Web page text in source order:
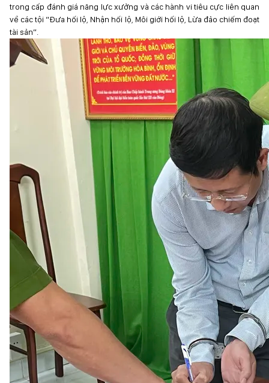
trong cấp đánh giá năng lực xưởng và các hành vi tiêu cực liên quan
về các tội “Đưa hối lộ, Nhận hối lộ, Môi giới hối lộ, Lừa đảo chiếm đoạt
tài sản”.